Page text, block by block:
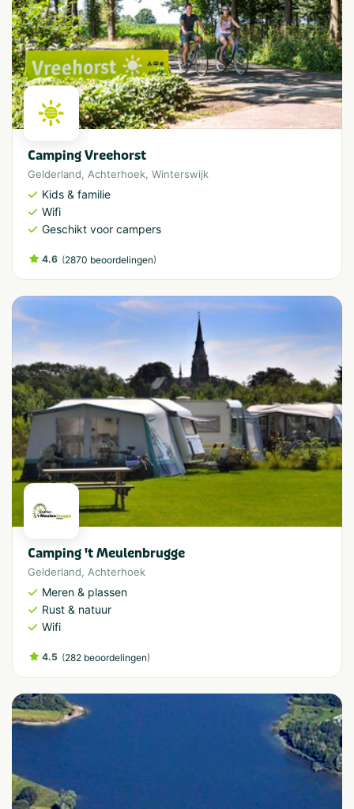
Camping Vreehorst
Gelderland, Achterhoek, Winterswijk
Kids & familie
Wifi
Geschikt voor campers
4.6 (2870 beoordelingen)
Camping 't Meulenbrugge
Gelderland, Achterhoek
Meren & plassen
Rust & natuur
Wifi
4.5 (282 beoordelingen)